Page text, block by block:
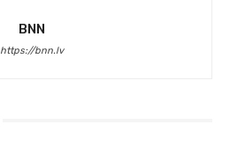
BNN
https://bnn.lv